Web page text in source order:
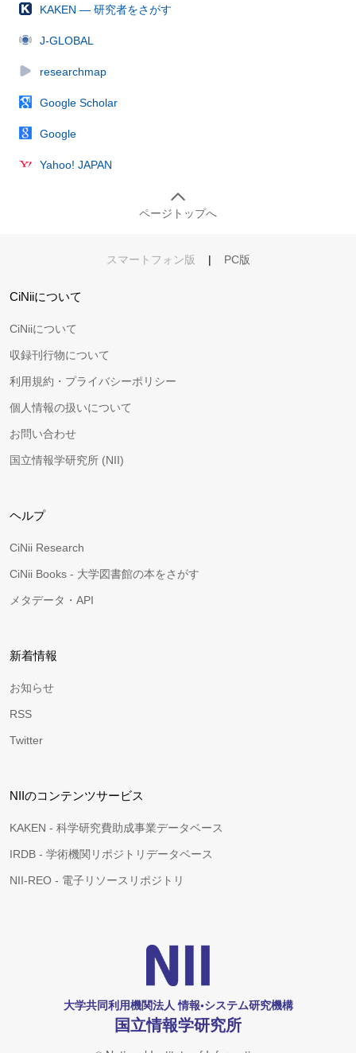
KAKEN — 研究者をさがす
J-GLOBAL
researchmap
Google Scholar
Google
Yahoo! JAPAN
ページトップへ
スマートフォン版 | PC版
CiNiiについて
CiNiiについて
収録刊行物について
利用規約・プライバシーポリシー
個人情報の扱いについて
お問い合わせ
国立情報学研究所 (NII)
ヘルプ
CiNii Research
CiNii Books - 大学図書館の本をさがす
メタデータ・API
新着情報
お知らせ
RSS
Twitter
NIIのコンテンツサービス
KAKEN - 科学研究費助成事業データベース
IRDB - 学術機関リポジトリデータベース
NII-REO - 電子リソースリポジトリ
大学共同利用機関法人 情報•システム研究機構
国立情報学研究所